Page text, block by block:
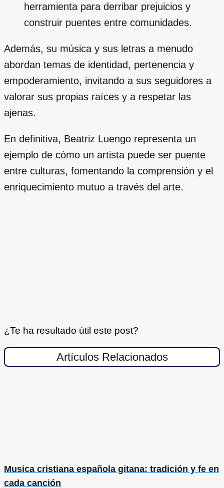
herramienta para derribar prejuicios y
construir puentes entre comunidades.
Además, su música y sus letras a menudo
abordan temas de identidad, pertenencia y
empoderamiento, invitando a sus seguidores a
valorar sus propias raíces y a respetar las
ajenas.
En definitiva, Beatriz Luengo representa un
ejemplo de cómo un artista puede ser puente
entre culturas, fomentando la comprensión y el
enriquecimiento mutuo a través del arte.
¿Te ha resultado útil este post?
Artículos Relacionados
Musica cristiana española gitana: tradición y fe en
cada canción